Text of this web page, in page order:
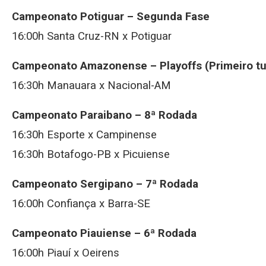
Campeonato Potiguar – Segunda Fase
16:00h Santa Cruz-RN x Potiguar
Campeonato Amazonense – Playoffs (Primeiro
16:30h Manauara x Nacional-AM
Campeonato Paraibano – 8ª Rodada
16:30h Esporte x Campinense
16:30h Botafogo-PB x Picuiense
Campeonato Sergipano – 7ª Rodada
16:00h Confiança x Barra-SE
Campeonato Piauiense – 6ª Rodada
16:00h Piauí x Oeirens